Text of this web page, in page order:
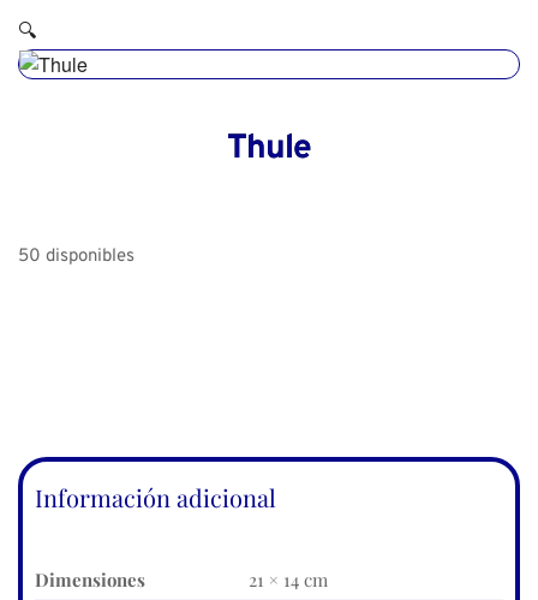
🔍
Thule
50 disponibles
Información adicional
Dimensiones 21 × 14 cm